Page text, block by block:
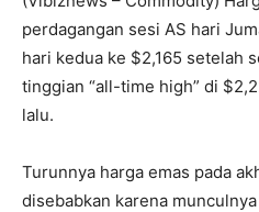
perdagangan sesi AS hari
hari kedua ke $2,165 setelah
tinggian “all-time high” di
lalu.
Turunnya harga emas pada
disebabkan karena